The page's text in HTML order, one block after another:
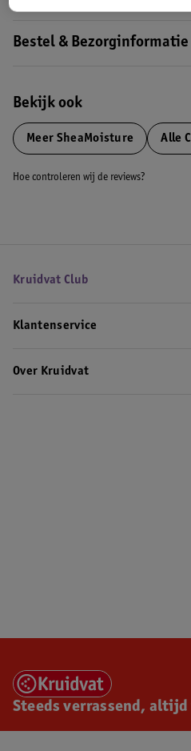
Bestel & Bezorginformatie
Bekijk ook
Meer SheaMoisture Alle
Hoe controleren wij de reviews?
Kruidvat Club
Klantenservice
Over Kruidvat
Steeds verrassend,